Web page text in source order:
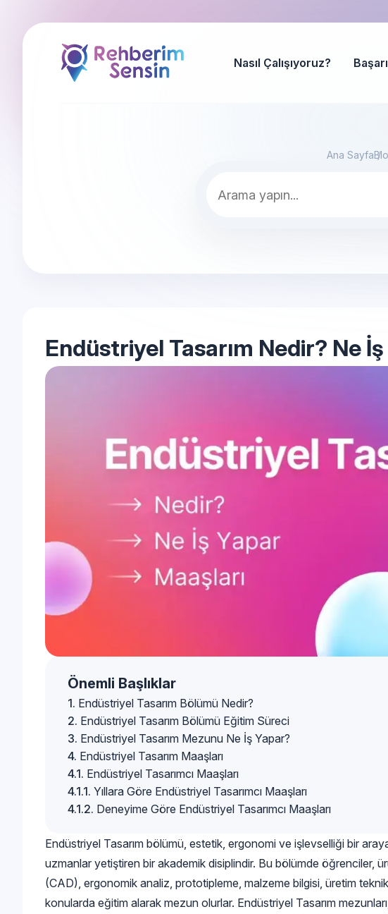
Nasıl Çalışıyoruz?
Ana Sayfa
Endüstriyel Tasarım Nedir? Ne
Önemli Başlıklar
Endüstriyel Tasarım Bölümü Nedir?
Endüstriyel Tasarım Bölümü Eğitim Süreci
Endüstriyel Tasarım Mezunu Ne İş Yapar?
Endüstriyel Tasarım Maaşları
Endüstriyel Tasarımcı Maaşları
Yıllara Göre Endüstriyel Tasarımcı Maaşları
Deneyime Göre Endüstriyel Tasarımcı Maaşları
Endüstriyel Tasarım bölümü, estetik, ergonomi ve işlevselliği bir
uzmanlar yetiştiren bir akademik disiplindir. Bu bölümde öğrenciler,
(CAD), ergonomik analiz, prototipleme, malzeme bilgisi, üretim
konularda eğitim alarak mezun olurlar. Endüstriyel Tasarım